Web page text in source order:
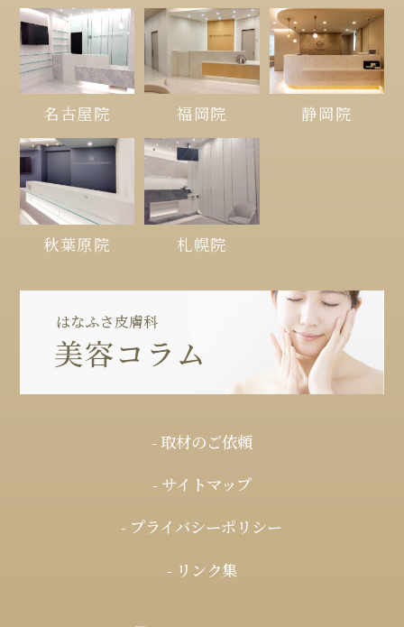
名古屋院 福岡院 静岡院
秋葉原院 札幌院
- 取材のご依頼
- サイトマップ
- プライバシーポリシー
- リンク集